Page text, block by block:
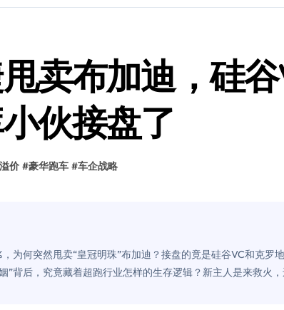
谷歌DeepMind创始人辞去CEO，但继续“垂帘听政”？
400层堆叠、性能翻倍 三星把最新存储技术给了AI
召回X9、合作大众遇冷、高端梦碎：小鹏的“多事之夏”
比Model 3便宜？不，比Model 3有面儿——试驾雷克萨斯
Windows 11家庭版和专业版，选错真的会后悔吗？
卖布加迪，硅
伙接盘了
价 #豪华跑车 #车企战略
为何突然甩卖“皇冠明珠”布加迪？接盘的竟是硅谷VC和克罗
”背后，究竟藏着超跑行业怎样的生存逻辑？新主人是来救火